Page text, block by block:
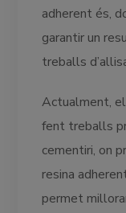
adherent és,
garantir un
treballs
Actualment,
fent treballs
cementiri, on
resina
permet